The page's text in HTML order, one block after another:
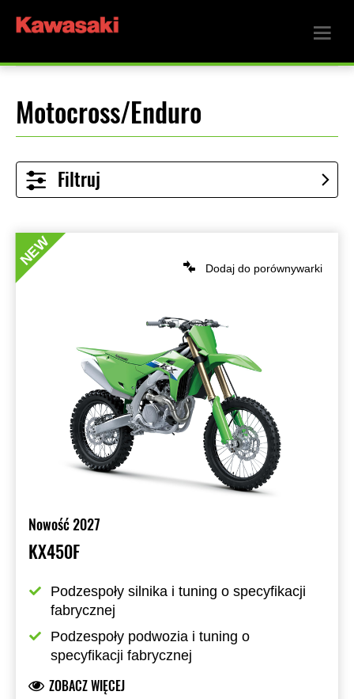
Motocross/Enduro
Filtruj
Dodaj do porównywarki
Nowość 2027
KX450F
Podzespoły silnika i tuning o specyfikacji
fabrycznej
Podzespoły podwozia i tuning o
specyfikacji fabrycznej
ZOBACZ WIĘCEJ
NEW